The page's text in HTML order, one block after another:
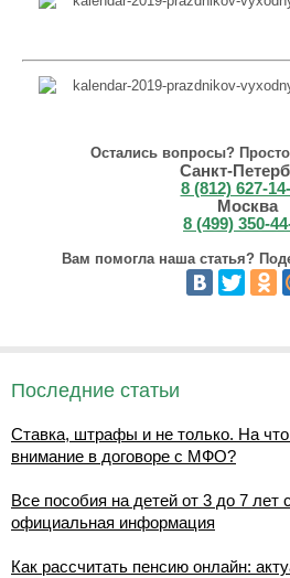
Остались вопросы?
Санкт-
8 (812) 627-
Москва
8 (499) 350-
Вам помогла наша статья?
Последние статьи
Ставка, штрафы и не только. На
внимание в договоре с МФО?
Все пособия на детей от 3 до 7 лет
официальная информация
Как рассчитать пенсию онлайн: